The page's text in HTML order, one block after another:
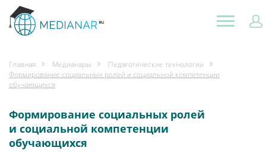
Главная Медианары
Педагогические технологии
Формирование социальных ролей и социальной компетенции
обучающихся
Формирование социальных ролей
и социальной компетенции
обучающихся